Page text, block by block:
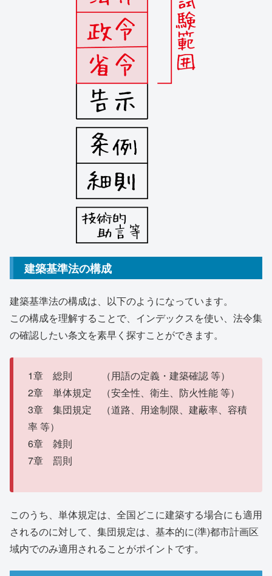
建築基準法の構成
建築基準法の構成は、以下のようになっています。
この構成を理解することで、インデックスを使い、法令集
の確認したい条文を素早く探すことができます。
1章 総則 （用語の定義・建築確認 等）
2章 単体規定 （安全性、衛生、防火性能 等）
3章 集団規定 （道路、用途制限、建蔽率、容積
率 等）
6章 雑則
7章 罰則
このうち、単体規定は、全国どこに建築する場合にも適用
されるのに対して、集団規定は、基本的に(準)都市計画区
域内でのみ適用されることがポイントです。